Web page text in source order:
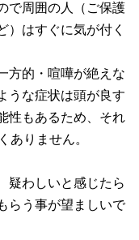
で周囲の人（ご保護
）はすぐに気が付く
方的・喧嘩が絶えな
うな症状は頭が良す
性もあるため、それ
ありません。
疑わしいと感じたら
らう事が望ましいで